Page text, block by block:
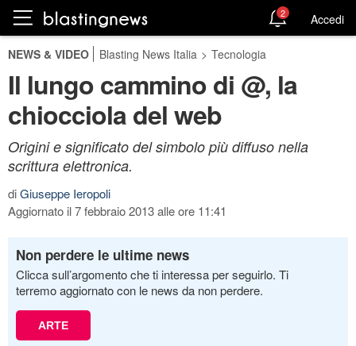
2 Accedi
NEWS & VIDEO Blasting News Italia > Tecnologia
Il lungo cammino di @, la
chiocciola del web
Origini e significato del simbolo più diffuso nella
scrittura elettronica.
diGiuseppe Ieropoli
Aggiornato il 7 febbraio 2013 alle ore 11:41
Non perdere le ultime news
Clicca sull’argomento che ti interessa per seguirlo. Ti
terremo aggiornato con le news da non perdere.
ARTE